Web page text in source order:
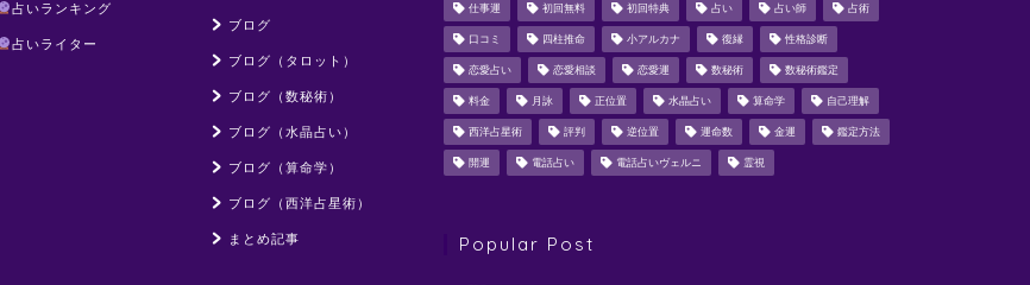
占いランキング
占いライター
ブログ
ブログ（タロット）
ブログ（数秘術）
ブログ（水晶占い）
ブログ（算命学）
ブログ（西洋占星術）
まとめ記事
仕事運 初回無料 初回特典 占い 占い師 占術
口コミ 四柱推命 小アルカナ 復縁 性格診断
恋愛占い 恋愛相談 恋愛運 数秘術 数秘術鑑定
料金 月詠 正位置 水晶占い 算命学 自己理解
西洋占星術 評判 逆位置 運命数 金運 鑑定方法
開運 電話占い 電話占いヴェルニ 霊視
Popular Post